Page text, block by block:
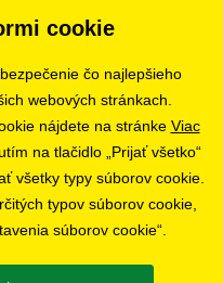
cookie
čo najlepšieho
webových stránkach.
nájdete na stránke Viac
na tlačidlo „Prijať všetko“
všetky typy súborov cookie.
typov súborov cookie,
súborov cookie“.